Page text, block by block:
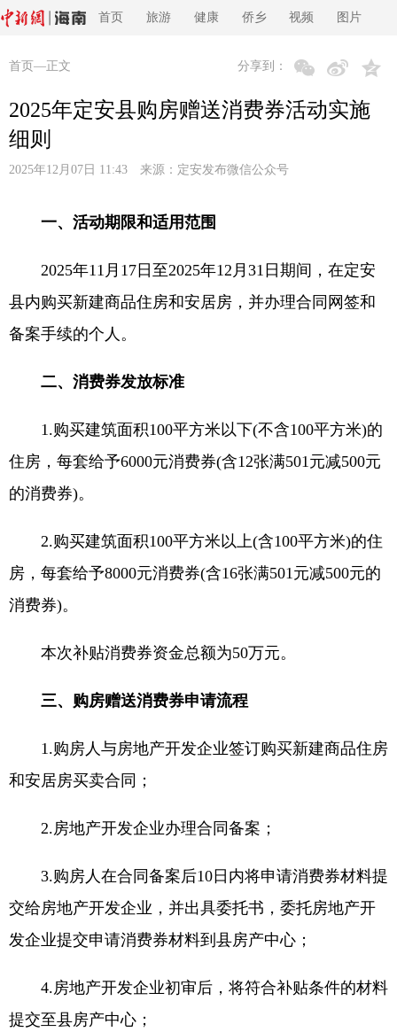
首页 旅游 健康 侨乡 视频 图片
首页 —正文 分享到：
2025年定安县购房赠送消费券活动实施
细则
2025年12月07日 11:43 来源： 定安发布微信公众号
一、活动期限和适用范围
2025年11月17日至2025年12月31日期间，在定安
县内购买新建商品住房和安居房，并办理合同网签和
备案手续的个人。
二、消费券发放标准
1.购买建筑面积100平方米以下(不含100平方米)的
住房，每套给予6000元消费券(含12张满501元减500元
的消费券)。
2.购买建筑面积100平方米以上(含100平方米)的住
房，每套给予8000元消费券(含16张满501元减500元的
消费券)。
本次补贴消费券资金总额为50万元。
三、购房赠送消费券申请流程
1.购房人与房地产开发企业签订购买新建商品住房
和安居房买卖合同；
2.房地产开发企业办理合同备案；
3.购房人在合同备案后10日内将申请消费券材料提
交给房地产开发企业，并出具委托书，委托房地产开
发企业提交申请消费券材料到县房产中心；
4.房地产开发企业初审后，将符合补贴条件的材料
提交至县房产中心；